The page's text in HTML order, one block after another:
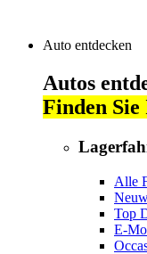
Auto entdecken
Autos
Finden
Alle
Top
E-